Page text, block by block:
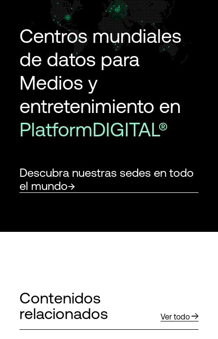
Centros mundiales
de datos para
Medios y
entretenimiento en
PlatformDIGITAL®
Descubra nuestras sedes en todo
el mundo
Contenidos
relacionados
Ver todo